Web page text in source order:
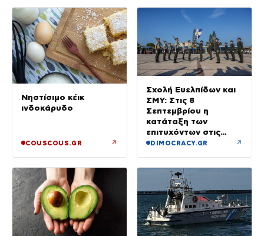
Νηστίσιμο κέικ
ινδοκάρυδο
COUSCOUS.GR ↗
Σχολή Ευελπίδων και
ΣΜΥ: Στις 8
Σεπτεμβρίου η
κατάταξη των
επιτυχόντων στις
Στρατιωτικές Σχολές
DIMOCRACY.GR ↗